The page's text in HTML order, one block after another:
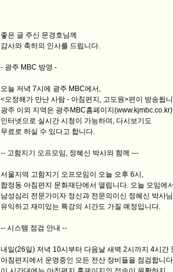
좋은 글 주신 문경호님께
감사와 축하의 인사를 드립니다.
- 광주 MBC 방영 -
오늘 저녁 7시에 광주 MBC에서,
<오정해가 만난 사람 - 아침편지, 고도원>편이 방송됩
광주 이외 지역은 광주MBC홈페이지(www.kjmbc.co.kr)
인터넷으로 실시간 시청이 가능하며, 다시보기도
무료로 하실 수 있다고 합니다.
-- 고함지기 오프모임, 정혜신 박사와 함께 ---
서울지역 고함지기 오프모임이 오늘 오후 6시,
합정동 아침편지 문화재단에서 열립니다. 오늘 모임에
남성심리 전문가이자 정신과 전문의이신 정혜신 박사
유익하고 재미있는 특강의 시간도 가질 예정입니다.
-- 시스템 점검 안내 --
내일(26일) 저녁 10시부터 다음날 새벽 2시까지 4시간
아침편지에서 운영중인 모든 전산 장비들을 점검합니